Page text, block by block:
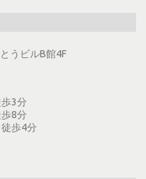
うビルB館4F
3分
8分
歩4分